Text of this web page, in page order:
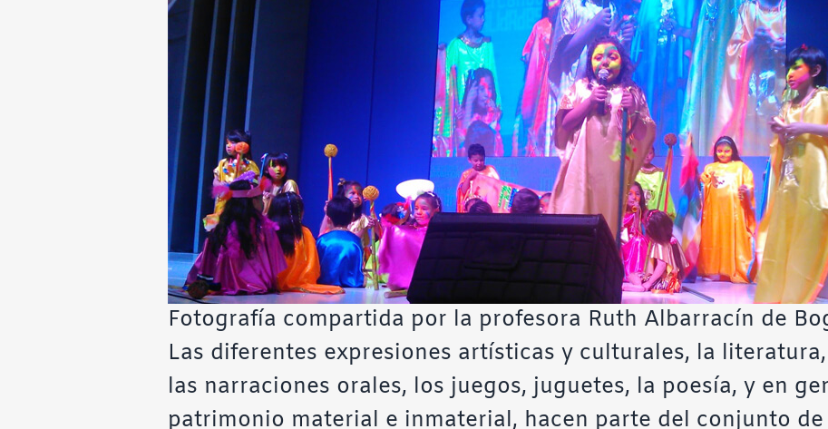
Fotografía compartida por la profesora Ruth Albarracín de
Las diferentes expresiones artísticas y culturales, la
las narraciones orales, los juegos, juguetes, la poesía, y en
patrimonio material e inmaterial, hacen parte del conjunto